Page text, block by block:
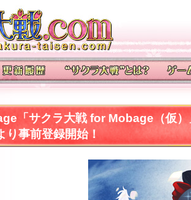
「サクラ大戦 for Mobage（仮）
り事前登録開始！